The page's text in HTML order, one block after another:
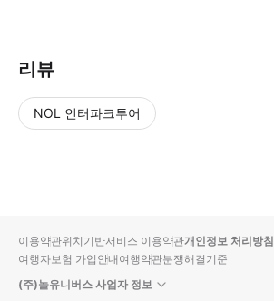
리뷰
NOL 인터파크투어
입니
다.
순
상
이용약관위치기반서비스 이용약관개인정보 처리방침
여행자보험 가입안내여행약관분쟁해결기준
(주)놀유니버스 사업자 정보